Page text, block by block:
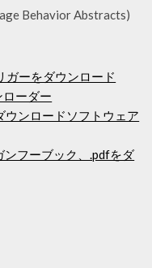
Behavior Abstracts)
ガーをダウンロード
ーダー
ンロードソフトウェア
フーブック、.pdfをダ